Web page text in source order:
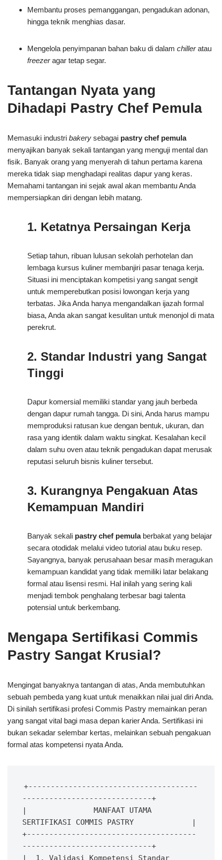
Membantu proses pemanggangan, pengadukan adonan,
hingga teknik menghias dasar.
Mengelola penyimpanan bahan baku di dalam chilleratau
freezeragar tetap segar.
Tantangan Nyata yang
Dihadapi Pastry Chef Pemula
Memasuki industri bakery sebagai pastry chef pemula
menyajikan banyak sekali tantangan yang menguji mental dan
fisik. Banyak orang yang menyerah di tahun pertama karena
mereka tidak siap menghadapi realitas dapur yang keras.
Memahami tantangan ini sejak awal akan membantu Anda
mempersiapkan diri dengan lebih matang.
1. Ketatnya Persaingan Kerja
Setiap tahun, ribuan lulusan sekolah perhotelan dan
lembaga kursus kuliner membanjiri pasar tenaga kerja.
Situasi ini menciptakan kompetisi yang sangat sengit
untuk memperebutkan posisi lowongan kerja yang
terbatas. Jika Anda hanya mengandalkan ijazah formal
biasa, Anda akan sangat kesulitan untuk menonjol di mata
perekrut.
2. Standar Industri yang Sangat
Tinggi
Dapur komersial memiliki standar yang jauh berbeda
dengan dapur rumah tangga. Di sini, Anda harus mampu
memproduksi ratusan kue dengan bentuk, ukuran, dan
rasa yang identik dalam waktu singkat. Kesalahan kecil
dalam suhu oven atau teknik pengadukan dapat merusak
reputasi seluruh bisnis kuliner tersebut.
3. Kurangnya Pengakuan Atas
Kemampuan Mandiri
Banyak sekali pastry chef pemulaberbakat yang belajar
secara otodidak melalui video tutorial atau buku resep.
Sayangnya, banyak perusahaan besar masih meragukan
kemampuan kandidat yang tidak memiliki latar belakang
formal atau lisensi resmi. Hal inilah yang sering kali
menjadi tembok penghalang terbesar bagi talenta
potensial untuk berkembang.
Mengapa Sertifikasi Commis
Pastry Sangat Krusial?
Mengingat banyaknya tantangan di atas, Anda membutuhkan
sebuah pembeda yang kuat untuk menaikkan nilai jual diri Anda.
Di sinilah sertifikasi profesi Commis Pastry memainkan peran
yang sangat vital bagi masa depan karier Anda. Sertifikasi ini
bukan sekadar selembar kertas, melainkan sebuah pengakuan
formal atas kompetensi nyata Anda.
+--------------------------------------
-----------------------------+
|               MANFAAT UTAMA
SERTIFIKASI COMMIS PASTRY             |
+--------------------------------------
-----------------------------+
|  1. Validasi Kompetensi Standar